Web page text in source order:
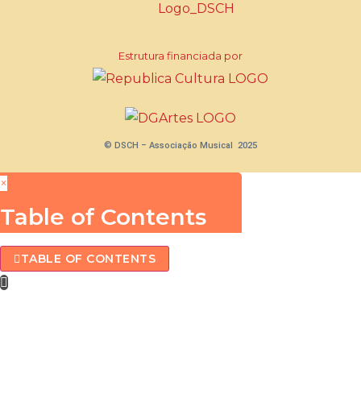
Estrutura financiada por
© DSCH – Associação Musical 2025
×
Table of Contents
TABLE OF CONTENTS